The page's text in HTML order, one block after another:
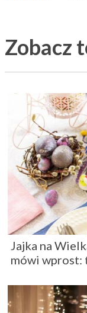
Zobacz
Jajka na
mówi wprost: